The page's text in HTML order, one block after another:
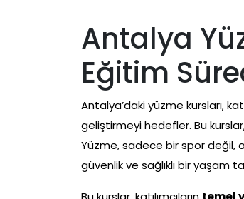
Antalya
Eğitim
Antalya’daki yüzme kursları,
geliştirmeyi hedefler. Bu
Yüzme, sadece bir spor değil,
güvenlik ve sağlıklı bir yaşam